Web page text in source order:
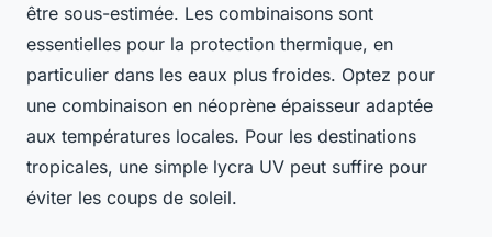
être sous-estimée. Les combinaisons sont
essentielles pour la protection thermique, en
particulier dans les eaux plus froides. Optez pour
une combinaison en néoprène épaisseur adaptée
aux températures locales. Pour les destinations
tropicales, une simple lycra UV peut suffire pour
éviter les coups de soleil.